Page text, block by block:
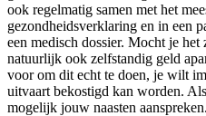
ook regelmatig samen met het
gezondheidsverklaring en in een
een medisch dossier. Mocht je
natuurlijk ook zelfstandig geld
voor om dit echt te doen, je wilt
uitvaart bekostigd kan worden.
mogelijk jouw naasten aanspreken.